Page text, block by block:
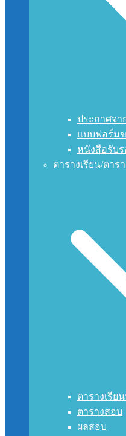
ประกาศจา
แบบฟอร์ม
หนังสือรับ
ตารางเรียน/ตา
ตารางเรีย
ตารางสอบ
ผลสอบ